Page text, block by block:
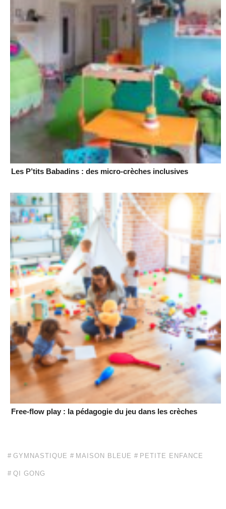
Les P’tits Babadins : des micro-crèches inclusives
Free-flow play : la pédagogie du jeu dans les crèches
GYMNASTIQUE MAISON BLEUE PETITE ENFANCE
QI GONG